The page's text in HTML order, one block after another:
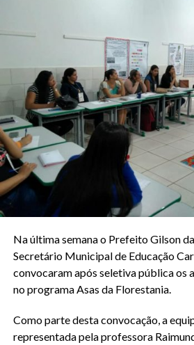
Na última semana o Prefeito Gilson
Secretário Municipal de Educação
convocaram após seletiva pública os
no programa Asas da Florestania.
Como parte desta convocação, a
representada pela professora